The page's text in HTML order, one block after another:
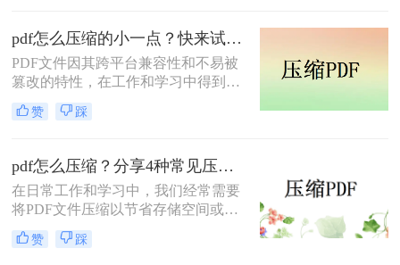
呢？本文将介绍三种实用的PDF压缩
方法。
pdf怎么压缩的小一点？快来试试这4种压缩方法！
PDF文件因其跨平台兼容性和不易被
篡改的特性，在工作和学习中得到了
广泛应用。然而，PDF文件有时体积
过大，不便于存储和传输。那么pdf怎
有效的PDF压缩方法。
赞 踩
pdf怎么压缩？分享4种常见压缩方法！
在日常工作和学习中，我们经常需要
将PDF文件压缩以节省存储空间或加
快传输速度。那么pdf怎么压缩呢？本
文将介绍几种常见的PDF压缩方法。
赞 踩